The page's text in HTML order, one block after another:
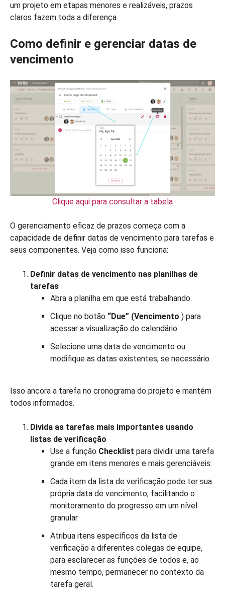
um projeto em etapas menores e realizáveis, prazos
claros fazem toda a diferença.
Como definir e gerenciar datas de
vencimento
Clique aqui para consultar a tabela
O gerenciamento eficaz de prazos começa com a
capacidade de definir datas de vencimento para tarefas e
seus componentes. Veja como isso funciona:
Definir datas de vencimento nas planilhas de
tarefas
Abra a planilha em que está trabalhando.
Clique no botão “Due” (Vencimento ) para
acessar a visualização do calendário.
Selecione uma data de vencimento ou
modifique as datas existentes, se necessário.
Isso ancora a tarefa no cronograma do projeto e mantém
todos informados.
Divida as tarefas mais importantes usando
listas de verificação
Use a função Checklist para dividir uma tarefa
grande em itens menores e mais gerenciáveis.
Cada item da lista de verificação pode ter sua
própria data de vencimento, facilitando o
monitoramento do progresso em um nível
granular.
Atribua itens específicos da lista de
verificação a diferentes colegas de equipe,
para esclarecer as funções de todos e, ao
mesmo tempo, permanecer no contexto da
tarefa geral.